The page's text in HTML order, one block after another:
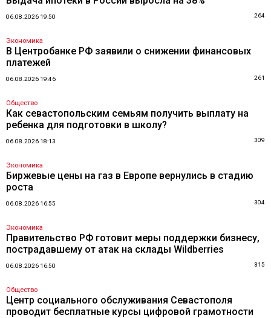
06.08.2026 19:50 264
Экономика
В Центробанке РФ заявили о снижении финансовых
платежей
06.08.2026 19:46 261
Общество
Как севастопольским семьям получить выплату на
ребенка для подготовки в школу?
06.08.2026 18:13 309
Экономика
Биржевые цены на газ в Европе вернулись в стадию
роста
06.08.2026 16:55 304
Экономика
Правительство РФ готовит меры поддержки бизнесу,
пострадавшему от атак на склады Wildberries
06.08.2026 16:50 315
Общество
Центр социального обслуживания Севастополя
проводит бесплатные курсы цифровой грамотности